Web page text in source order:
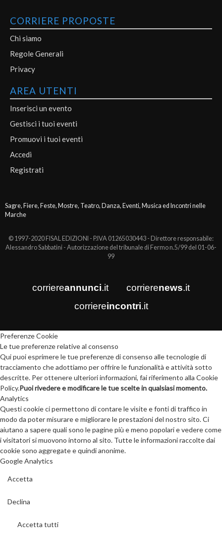
CORRIERE PROPOSTE
Chi siamo
Regole Generali
Privacy
AREA UTENTI
Inserisci un evento
Gestisci i tuoi eventi
Promuovi i tuoi eventi
Accedi
Registrati
Sagre, Fiere, Feste, Mostre, Teatro, Danza, Eventi, Musica ed Incontri nelle
Marche
© 1997-2020 FISAL EDIZIONI - P.IVA 01265030443 - Direttore responsabile:
Alessandro Sabbatini - Autorizzazione del tribunale di Fermo n.5/99 del 01-06-
99
corriereannunci.it corrierenews.it
corriereincontri.it
Preferenze Cookie
Le tue preferenze relative al consenso
Qui puoi esprimere le tue preferenze di consenso alle tecnologie di
tracciamento che adottiamo per offrire le funzionalità e attività sotto
descritte. Per ottenere ulteriori informazioni, fai riferimento alla Cookie
Policy.Puoi rivedere e modificare le tue scelte in qualsiasi momento.
Analytics
Questi cookie ci permettono di contare le visite e fonti di traffico in
modo da poter misurare e migliorare le prestazioni del nostro sito. Ci
aiutano a sapere quali sono le pagine più e meno popolari e vedere come
i visitatori si muovono intorno al sito. Tutte le informazioni raccolte dai
cookie sono aggregate e quindi anonime.
Google Analytics
Accetta
Declina
Accetta tutti